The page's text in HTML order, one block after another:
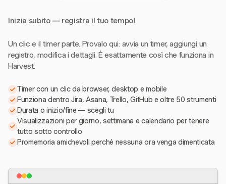
Inizia subito — registra il tuo tempo!
Un clic e il timer parte. Provalo qui: avvia un timer, aggiungi un
registro, modifica i dettagli. È esattamente così che funziona in
Harvest.
Timer con un clic da browser, desktop e mobile
Funziona dentro Jira, Asana, Trello, GitHub e oltre 50 strumenti
Durata o inizio/fine — scegli tu
Visualizzazioni per giorno, settimana e calendario per tenere
tutto sotto controllo
Promemoria amichevoli perché nessuna ora venga dimenticata